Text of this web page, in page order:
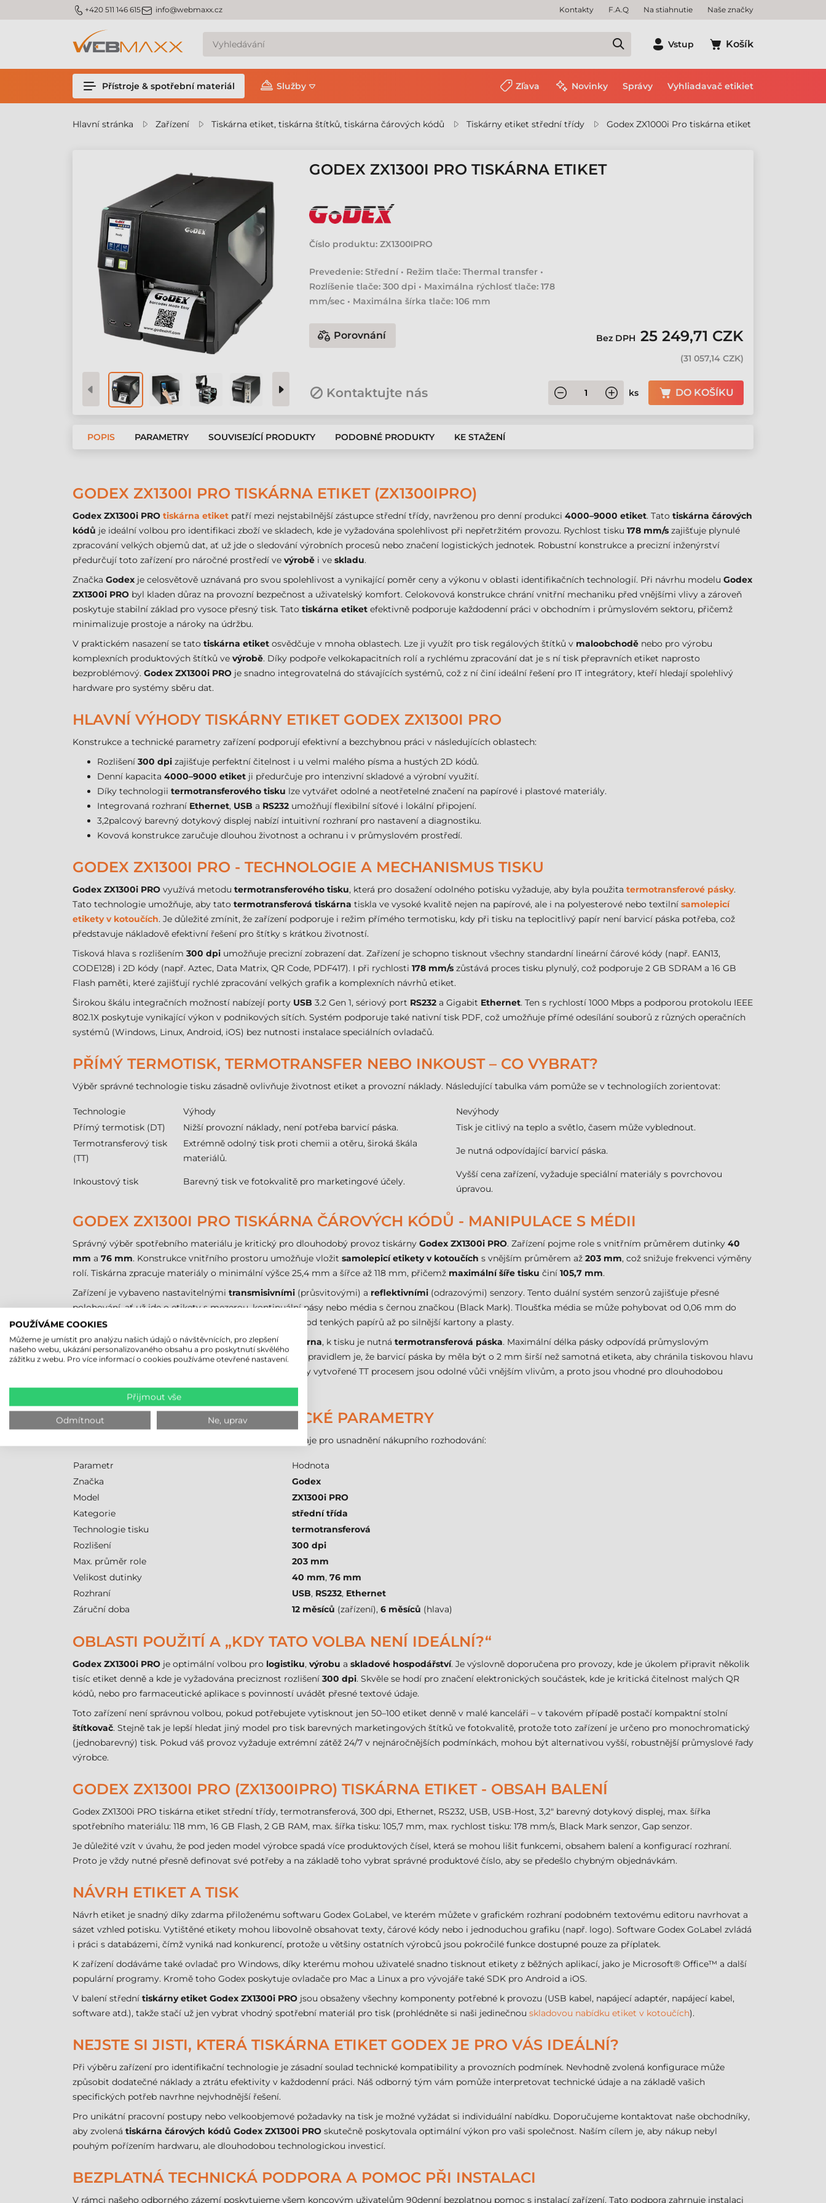
m_phone +420 511 146 615m_email info@webmaxx.cz Kontakty F.A.Q Na stiahnutie Naše značky
Vstup Košík
Přístroje & spotřební materiál Služby Zľava Novinky Správy Vyhliadavač etikiet
Hlavní stránka Zařízení Tiskárna etiket, tiskárna štítků, tiskárna čárových kódů Tiskárny etiket střední třídy Godex ZX1000i Pro tiskárna etiket
GODEX ZX1300I PRO TISKÁRNA ETIKET
Číslo produktu: ZX1300IPRO
Prevedenie: Střední • Režim tlače: Thermal transfer •
Rozlíšenie tlače: 300 dpi • Maximálna rýchlosť tlače: 178
mm/sec • Maximálna šírka tlače: 106 mm
Porovnání Bez DPH 25 249,71 CZK
(31 057,14 CZK)
Kontaktujte nás ks DO KOŠÍKU
POPIS PARAMETRY SOUVISEJÍCÍ PRODUKTY PODOBNÉ PRODUKTY KE STAŽENÍ
GODEX ZX1300I PRO TISKÁRNA ETIKET (ZX1300IPRO)
Godex ZX1300i PRO tiskárna etiket patří mezi nejstabilnější zástupce střední třídy, navrženou pro denní produkci 4000–9000 etiket. Tato tiskárna čárových
kódů je ideální volbou pro identifikaci zboží ve skladech, kde je vyžadována spolehlivost při nepřetržitém provozu. Rychlost tisku 178 mm/s zajišťuje plynulé
zpracování velkých objemů dat, ať už jde o sledování výrobních procesů nebo značení logistických jednotek. Robustní konstrukce a precizní inženýrství
předurčují toto zařízení pro náročné prostředí ve výrobě i ve skladu.
Značka Godex je celosvětově uznávaná pro svou spolehlivost a vynikající poměr ceny a výkonu v oblasti identifikačních technologií. Při návrhu modelu Godex
ZX1300i PRO byl kladen důraz na provozní bezpečnost a uživatelský komfort. Celokovová konstrukce chrání vnitřní mechaniku před vnějšími vlivy a zároveň
poskytuje stabilní základ pro vysoce přesný tisk. Tato tiskárna etiket efektivně podporuje každodenní práci v obchodním i průmyslovém sektoru, přičemž
minimalizuje prostoje a nároky na údržbu.
V praktickém nasazení se tato tiskárna etiket osvědčuje v mnoha oblastech. Lze ji využít pro tisk regálových štítků v maloobchodě nebo pro výrobu
komplexních produktových štítků ve výrobě. Díky podpoře velkokapacitních rolí a rychlému zpracování dat je s ní tisk přepravních etiket naprosto
bezproblémový. Godex ZX1300i PRO je snadno integrovatelná do stávajících systémů, což z ní činí ideální řešení pro IT integrátory, kteří hledají spolehlivý
hardware pro systémy sběru dat.
HLAVNÍ VÝHODY TISKÁRNY ETIKET GODEX ZX1300I PRO
Konstrukce a technické parametry zařízení podporují efektivní a bezchybnou práci v následujících oblastech:
Rozlišení 300 dpi zajišťuje perfektní čitelnost i u velmi malého písma a hustých 2D kódů.
Denní kapacita 4000–9000 etiket ji předurčuje pro intenzivní skladové a výrobní využití.
Díky technologii termotransferového tisku lze vytvářet odolné a neotřetelné značení na papírové i plastové materiály.
Integrovaná rozhraní Ethernet, USB a RS232 umožňují flexibilní síťové i lokální připojení.
3,2palcový barevný dotykový displej nabízí intuitivní rozhraní pro nastavení a diagnostiku.
Kovová konstrukce zaručuje dlouhou životnost a ochranu i v průmyslovém prostředí.
GODEX ZX1300I PRO - TECHNOLOGIE A MECHANISMUS TISKU
Godex ZX1300i PRO využívá metodu termotransferového tisku, která pro dosažení odolného potisku vyžaduje, aby byla použita termotransferové pásky.
Tato technologie umožňuje, aby tato termotransferová tiskárna tiskla ve vysoké kvalitě nejen na papírové, ale i na polyesterové nebo textilní samolepicí
etikety v kotoučích. Je důležité zmínit, že zařízení podporuje i režim přímého termotisku, kdy při tisku na teplocitlivý papír není barvicí páska potřeba, což
představuje nákladově efektivní řešení pro štítky s krátkou životností.
Tisková hlava s rozlišením 300 dpi umožňuje precizní zobrazení dat. Zařízení je schopno tisknout všechny standardní lineární čárové kódy (např. EAN13,
CODE128) i 2D kódy (např. Aztec, Data Matrix, QR Code, PDF417). I při rychlosti 178 mm/s zůstává proces tisku plynulý, což podporuje 2 GB SDRAM a 16 GB
Flash paměti, které zajišťují rychlé zpracování velkých grafik a komplexních návrhů etiket.
Širokou škálu integračních možností nabízejí porty USB 3.2 Gen 1, sériový port RS232 a Gigabit Ethernet. Ten s rychlostí 1000 Mbps a podporou protokolu IEEE
802.1X poskytuje vynikající výkon v podnikových sítích. Systém podporuje také nativní tisk PDF, což umožňuje přímé odesílání souborů z různých operačních
systémů (Windows, Linux, Android, iOS) bez nutnosti instalace speciálních ovladačů.
PŘÍMÝ TERMOTISK, TERMOTRANSFER NEBO INKOUST – CO VYBRAT?
Výběr správné technologie tisku zásadně ovlivňuje životnost etiket a provozní náklady. Následující tabulka vám pomůže se v technologiích zorientovat:
Technologie Výhody
Nevýhody
Přímý termotisk (DT)
Nižší provozní náklady, není potřeba barvicí páska.
Tisk je citlivý na teplo a světlo, časem může vyblednout.
Termotransferový tisk
(TT)
Extrémně odolný tisk proti chemii a otěru, široká škála
materiálů.
Je nutná odpovídající barvicí páska.
Inkoustový tisk Barevný tisk ve fotokvalitě pro marketingové účely.
Vyšší cena zařízení, vyžaduje speciální materiály s povrchovou
úpravou.
GODEX ZX1300I PRO TISKÁRNA ČÁROVÝCH KÓDŮ - MANIPULACE S MÉDII
Správný výběr spotřebního materiálu je kritický pro dlouhodobý provoz tiskárny Godex ZX1300i PRO. Zařízení pojme role s vnitřním průměrem dutinky 40
mm a 76 mm. Konstrukce vnitřního prostoru umožňuje vložit samolepicí etikety v kotoučích s vnějším průměrem až 203 mm, což snižuje frekvenci výměny
rolí. Tiskárna zpracuje materiály o minimální výšce 25,4 mm a šířce až 118 mm, přičemž maximální šíře tisku činí 105,7 mm.
Zařízení je vybaveno nastavitelnými transmisivními (průsvitovými) a reflektivními (odrazovými) senzory. Tento duální systém senzorů zajišťuje přesné
polohování, ať už jde o etikety s mezerou, kontinuální pásy nebo média s černou značkou (Black Mark). Tloušťka média se může pohybovat od 0,06 mm do
0,25 mm, což umožňuje použití široké škály materiálů od tenkých papírů až po silnější kartony a plasty.
Jelikož jeGodex ZX1300i PRO termotransferová tiskárna, k tisku je nutná termotransferová páska. Maximální délka pásky odpovídá průmyslovým
standardům, což výrazně zvyšuje efektivitu. Důležitým pravidlem je, že barvicí páska by měla být o 2 mm širší než samotná etiketa, aby chránila tiskovou hlavu
před přímým třením a elektrostatickými výboji. Výtisky vytvořené TT procesem jsou odolné vůči vnějším vlivům, a proto jsou vhodné pro dlouhodobou
archivaci nebo venkovní značení.
GODEX ZX1300I PRO - TECHNICKÉ PARAMETRY
Následující tabulka shrnuje nejdůležitější technické údaje pro usnadnění nákupního rozhodování:
Parametr
Hodnota
Značka
Godex
Model
ZX1300i PRO
Kategorie
střední třída
Technologie tisku
termotransferová
Rozlišení
300 dpi
Max. průměr role
203 mm
Velikost dutinky
40 mm, 76 mm
Rozhraní
USB, RS232, Ethernet
Záruční doba
12 měsíců (zařízení), 6 měsíců (hlava)
OBLASTI POUŽITÍ A „KDY TATO VOLBA NENÍ IDEÁLNÍ?“
Godex ZX1300i PRO je optimální volbou pro logistiku, výrobu a skladové hospodářství. Je výslovně doporučena pro provozy, kde je úkolem připravit několik
tisíc etiket denně a kde je vyžadována preciznost rozlišení 300 dpi. Skvěle se hodí pro značení elektronických součástek, kde je kritická čitelnost malých QR
kódů, nebo pro farmaceutické aplikace s povinností uvádět přesné textové údaje.
Toto zařízení není správnou volbou, pokud potřebujete vytisknout jen 50–100 etiket denně v malé kanceláři – v takovém případě postačí kompaktní stolní
štítkovač. Stejně tak je lepší hledat jiný model pro tisk barevných marketingových štítků ve fotokvalitě, protože toto zařízení je určeno pro monochromatický
(jednobarevný) tisk. Pokud váš provoz vyžaduje extrémní zátěž 24/7 v nejnáročnějších podmínkách, mohou být alternativou vyšší, robustnější průmyslové řady
výrobce.
GODEX ZX1300I PRO (ZX1300IPRO) TISKÁRNA ETIKET - OBSAH BALENÍ
Godex ZX1300i PRO tiskárna etiket střední třídy, termotransferová, 300 dpi, Ethernet, RS232, USB, USB-Host, 3,2" barevný dotykový displej, max. šířka
spotřebního materiálu: 118 mm, 16 GB Flash, 2 GB RAM, max. šířka tisku: 105,7 mm, max. rychlost tisku: 178 mm/s, Black Mark senzor, Gap senzor.
Je důležité vzít v úvahu, že pod jeden model výrobce spadá více produktových čísel, která se mohou lišit funkcemi, obsahem balení a konfigurací rozhraní.
Proto je vždy nutné přesně definovat své potřeby a na základě toho vybrat správné produktové číslo, aby se předešlo chybným objednávkám.
NÁVRH ETIKET A TISK
Návrh etiket je snadný díky zdarma přiloženému softwaru Godex GoLabel, ve kterém můžete v grafickém rozhraní podobném textovému editoru navrhovat a
sázet vzhled potisku. Vytištěné etikety mohou libovolně obsahovat texty, čárové kódy nebo i jednoduchou grafiku (např. logo). Software Godex GoLabel zvládá
i práci s databázemi, čímž vyniká nad konkurencí, protože u většiny ostatních výrobců jsou pokročilé funkce dostupné pouze za příplatek.
K zařízení dodáváme také ovladač pro Windows, díky kterému mohou uživatelé snadno tisknout etikety z běžných aplikací, jako je Microsoft® Office™ a další
populární programy. Kromě toho Godex poskytuje ovladače pro Mac a Linux a pro vývojáře také SDK pro Android a iOS.
V balení střední tiskárny etiket Godex ZX1300i PRO jsou obsaženy všechny komponenty potřebné k provozu (USB kabel, napájecí adaptér, napájecí kabel,
software atd.), takže stačí už jen vybrat vhodný spotřební materiál pro tisk (prohlédněte si naši jedinečnou skladovou nabídku etiket v kotoučích).
NEJSTE SI JISTI, KTERÁ TISKÁRNA ETIKET GODEX JE PRO VÁS IDEÁLNÍ?
Při výběru zařízení pro identifikační technologie je zásadní soulad technické kompatibility a provozních podmínek. Nevhodně zvolená konfigurace může
způsobit dodatečné náklady a ztrátu efektivity v každodenní práci. Náš odborný tým vám pomůže interpretovat technické údaje a na základě vašich
specifických potřeb navrhne nejvhodnější řešení.
Pro unikátní pracovní postupy nebo velkoobjemové požadavky na tisk je možné vyžádat si individuální nabídku. Doporučujeme kontaktovat naše obchodníky,
aby zvolená tiskárna čárových kódů Godex ZX1300i PRO skutečně poskytovala optimální výkon pro vaši společnost. Naším cílem je, aby nákup nebyl
pouhým pořízením hardwaru, ale dlouhodobou technologickou investicí.
BEZPLATNÁ TECHNICKÁ PODPORA A POMOC PŘI INSTALACI
V rámci našeho odborného zázemí poskytujeme všem koncovým uživatelům 90denní bezplatnou pomoc s instalací zařízení. Tato podpora zahrnuje instalaci
POUŽÍVÁME COOKIES
Můžeme je umístit pro analýzu našich údajů o návštěvnících, pro zlepšení
našeho webu, ukázání personalizovaného obsahu a pro poskytnutí skvělého
zážitku z webu. Pro více informací o cookies používáme otevřené nastavení.
Přijmout vše
Odmítnout Ne, uprav